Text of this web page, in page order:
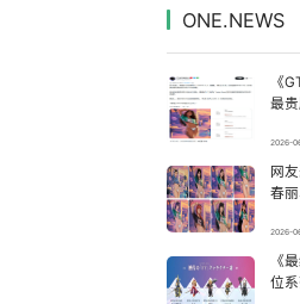
9
11
12
ONE.NEWS
《
最
2026-
网
春
2026-
《
位